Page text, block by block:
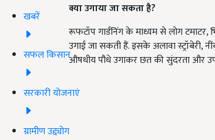
खबरें
सफल किसान
सरकारी योजनाएं
ग्रामीण उद्द्योग
क्या उगाया जा सकता है?
रूफटॉप गार्डनिंग के माध्यम से लोग टमाटर,
उगाई जा सकती हैं. इसके अलावा
औषधीय पौधे उगाकर छत की सुंदरता और